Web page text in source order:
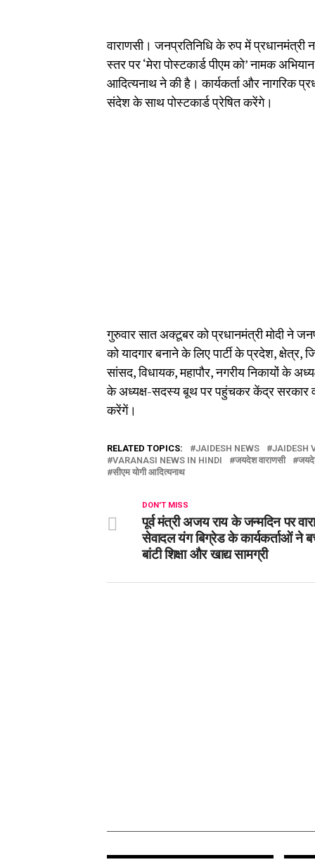
वाराणसी। जनप्रतिनिधि के रुप में प्रधानमंत्री
स्तर पर ‘मेरा पोस्टकार्ड पीएम को’ नामक
आदित्यनाथ ने की है। कार्यकर्ता और नागरिक
संदेश के साथ पोस्टकार्ड प्रेषित करेंगे।
गुरुवार सात अक्टूबर को प्रधानमंत्री मोदी ने
को यादगार बनाने के लिए पार्टी के प्रदेश,
सांसद, विधायक, महापौर, नगरीय निकायों के
के अध्यक्ष-सदस्य बूथ पर पहुंचकर केंद्र सरकार व
करेंगें।
RELATED TOPICS: JAIDESH NEWS
JAIDESH
VARANASI NEWS IN HINDI
जयदेश वाराणसी
सीएम योगी आदित्यनाथ
DON'T MISS
पूर्व मंत्री अजय राय के जन्मदिन पर
सेवादल यंग बिग्रेड के कार्यकर्ताओं ने
बांटी शिक्षा और खाद्य सामग्री